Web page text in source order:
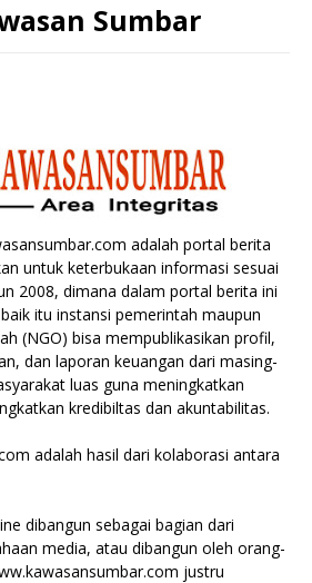
Sumbar
adalah portal berita
untuk keterbukaan informasi sesuai
2008, dimana dalam portal berita ini
itu instansi pemerintah maupun
(NGO) bisa mempublikasikan profil,
dan laporan keuangan dari masing-
luas guna meningkatkan
kredibiltas dan akuntabilitas.
adalah hasil dari kolaborasi antara
dibangun sebagai bagian dari
media, atau dibangun oleh orang-
justru